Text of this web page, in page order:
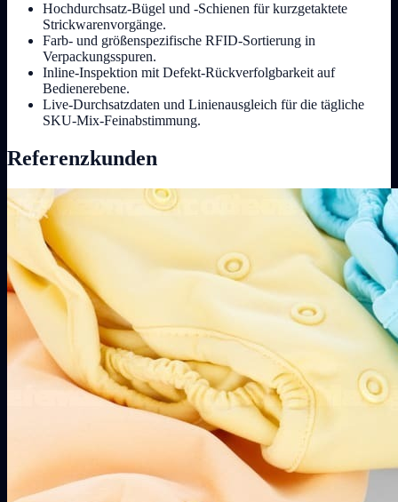
Hochdurchsatz-Bügel und -Schienen für kurzgetaktete
Strickwarenvorgänge.
Farb- und größenspezifische RFID-Sortierung in
Verpackungsspuren.
Inline-Inspektion mit Defekt-Rückverfolgbarkeit auf
Bedienerebene.
Live-Durchsatzdaten und Linienausgleich für die tägliche
SKU-Mix-Feinabstimmung.
Referenzkunden